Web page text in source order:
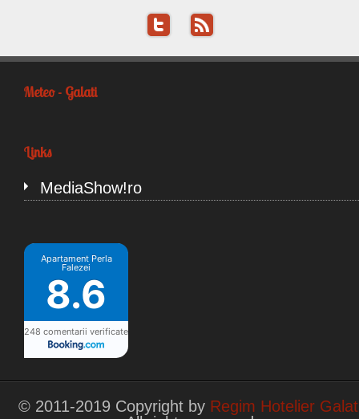
Meteo - Galati
Links
MediaShow!ro
Apartament Perla
Falezei
8.6
248 comentarii verificate
© 2011-2019 Copyright by Regim Hotelier